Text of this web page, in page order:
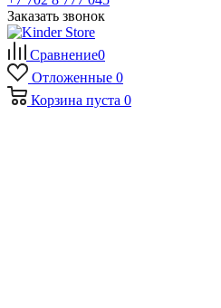
Заказать звонок
Сравнение0
Отложенные 0
Корзина пуста 0